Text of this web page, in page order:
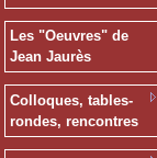
Les "Oeuvres" de
Jean Jaurès
Colloques, tables-
rondes, rencontres